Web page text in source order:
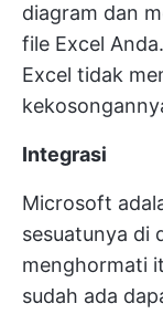
diagram dan
file Excel
Excel tidak
Integrasi
Microsoft
sesuatunya di
menghormati
sudah ada